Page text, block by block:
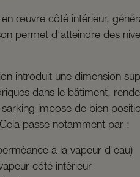
œuvre côté intérieur,
permet d'atteindre des
introduit une dimension
dans le bâtiment,
impose de bien
passe notamment par :
à la vapeur d'eau)
côté intérieur